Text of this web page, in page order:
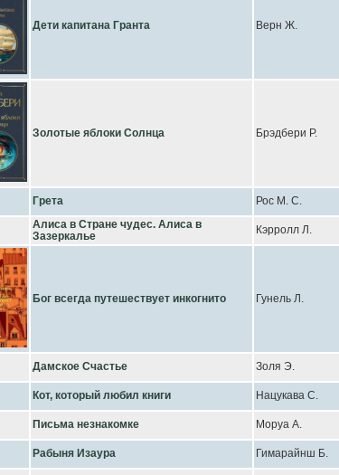
Дети капитана Гранта Верн Ж.
Золотые яблоки Солнца Брэдбери Р.
Грета Рос М. С.
Алиса в Стране чудес. Алиса в
Зазеркалье
Кэрролл Л.
Бог всегда путешествует инкогнито Гунель Л.
Дамское Счастье Золя Э.
Кот, который любил книги Нацукава С.
Письма незнакомке Моруа А.
Рабыня Изаура Гимарайнш Б.